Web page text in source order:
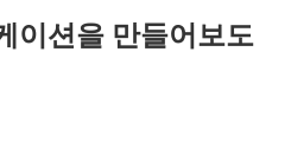
이션을 만들어보도